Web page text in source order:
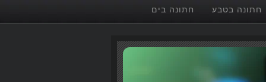
חתונה בטבע חתונה בים